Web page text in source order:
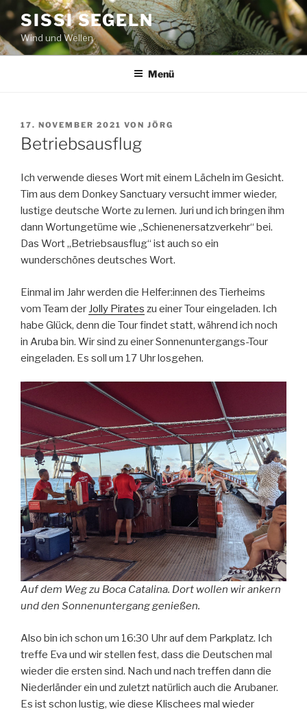
Zum
Inhalt
springen
SISSI SEGELN
Wind und Wellen
Menü
VERÖFFENTLICHT
AM
17. NOVEMBER 2021 VON JÖRG
Betriebsausflug
Ich verwende dieses Wort mit einem Lächeln im Gesicht.
Tim aus dem Donkey Sanctuary versucht immer wieder,
lustige deutsche Worte zu lernen. Juri und ich bringen ihm
dann Wortungetüme wie „Schienenersatzverkehr“ bei.
Das Wort „Betriebsausflug“ ist auch so ein
wunderschönes deutsches Wort.
Einmal im Jahr werden die Helfer:innen des Tierheims
vom Team der Jolly Pirates zu einer Tour eingeladen. Ich
habe Glück, denn die Tour findet statt, während ich noch
in Aruba bin. Wir sind zu einer Sonnenuntergangs-Tour
eingeladen. Es soll um 17 Uhr losgehen.
Auf dem Weg zu Boca Catalina. Dort wollen wir ankern
und den Sonnenuntergang genießen.
Also bin ich schon um 16:30 Uhr auf dem Parkplatz. Ich
treffe Eva und wir stellen fest, dass die Deutschen mal
wieder die ersten sind. Nach und nach treffen dann die
Niederländer ein und zuletzt natürlich auch die Arubaner.
Es ist schon lustig, wie diese Klischees mal wieder